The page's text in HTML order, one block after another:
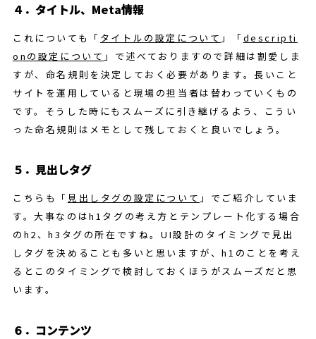
４．タイトル、Meta情報
これについても「 タイトルの設定について 」「descripti
onの設定について 」で述べておりますので詳細は割愛しま
すが、命名規則を決定しておく必要があります。長いこと
サイトを運用していると現場の担当者は替わっていくもの
です。そうした時にもスムーズに引き継げるよう、こうい
った命名規則はメモとして残しておくと良いでしょう。
５．見出しタグ
こちらも「 見出しタグの設定について 」でご紹介していま
す。大事なのはh1タグの考え方とテンプレート化する場合
のh2、h3タグの所在ですね。UI設計のタイミングで見出
しタグを決めることも多いと思いますが、h1のことを考え
るとこのタイミングで検討しておくほうがスムーズだと思
います。
６．コンテンツ